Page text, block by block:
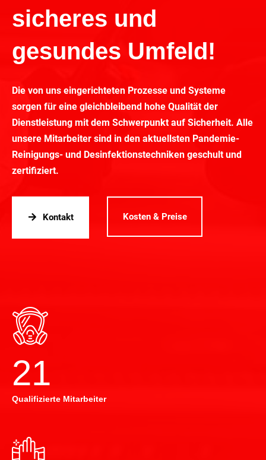
sicheres und
gesundes Umfeld!
Die von uns eingerichteten Prozesse und Systeme
sorgen für eine gleichbleibend hohe Qualität der
Dienstleistung mit dem Schwerpunkt auf Sicherheit. Alle
unsere Mitarbeiter sind in den aktuellsten Pandemie-
Reinigungs- und Desinfektionstechniken geschult und
zertifiziert.
Kontakt Kosten & Preise
22
Qualifizierte Mitarbeiter